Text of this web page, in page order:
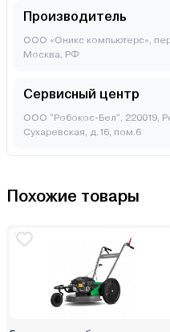
Производитель
ООО «Оникс компьютерс»,
Москва, РФ
Сервисный центр
ООО "Робокос-Бел", 220019,
Сухаревская, д.16, пом.6
Похожие товары